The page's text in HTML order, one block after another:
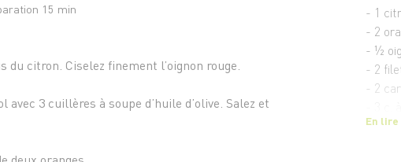
- 1
- 2
- ½
- 2
- 2
- 1
En
15 min
du citron. Ciselez finement l’oignon rouge.
avec 3 cuillères à soupe d’huile d’olive. Salez et